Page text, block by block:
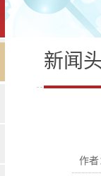
新闻
作者